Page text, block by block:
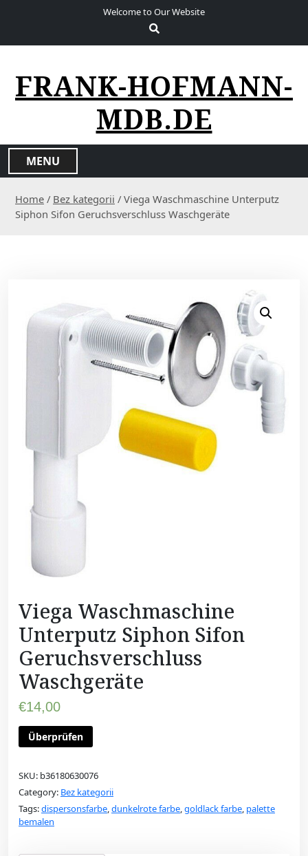
Welcome to Our Website
FRANK-HOFMANN-
MDB.DE
MENU
Home / Bez kategorii / Viega Waschmaschine Unterputz
Siphon Sifon Geruchsverschluss Waschgeräte
Viega Waschmaschine
Unterputz Siphon Sifon
Geruchsverschluss
Waschgeräte
€14,00
Überprüfen
SKU: b36180630076
Category: Bez kategorii
Tags:dispersonsfarbe,dunkelrote farbe,goldlack farbe, palette
bemalen